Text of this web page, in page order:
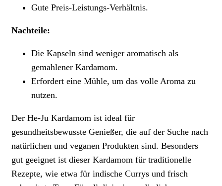
Gute Preis-Leistungs-Verhältnis.
Nachteile:
Die Kapseln sind weniger aromatisch als
gemahlener Kardamom.
Erfordert eine Mühle, um das volle Aroma zu
nutzen.
Der He-Ju Kardamom ist ideal für
gesundheitsbewusste Genießer, die auf der Suche nach
natürlichen und veganen Produkten sind. Besonders
gut geeignet ist dieser Kardamom für traditionelle
Rezepte, wie etwa für indische Currys und frisch